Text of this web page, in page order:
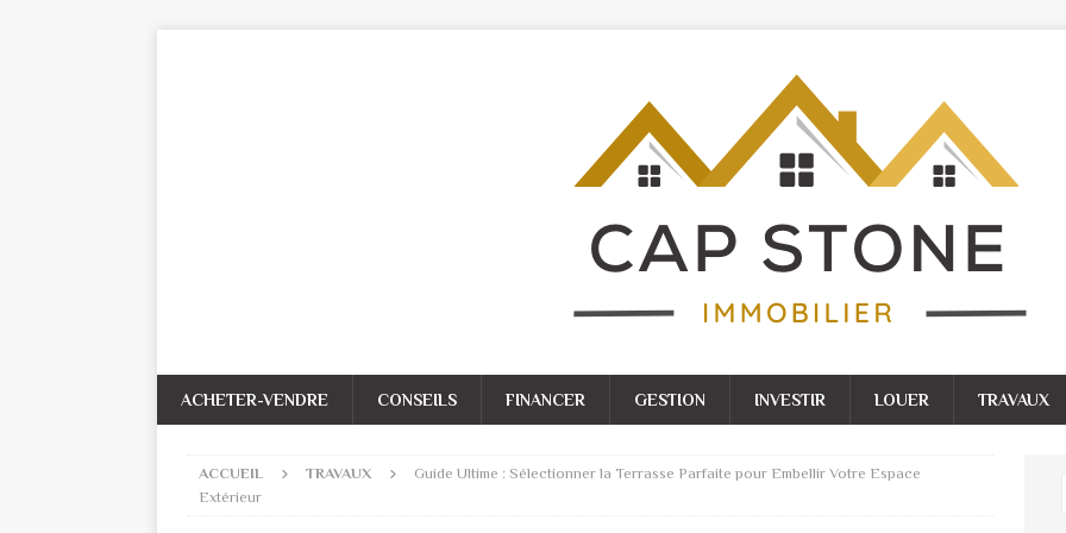
ACHETER-VENDRE CONSEILS FINANCER GESTION INVESTIR LOUER TRAVAUX
ACCUEIL TRAVAUX
Guide Ultime : Sélectionner la Terrasse Parfaite pour Embellir Votre Espace
Extérieur